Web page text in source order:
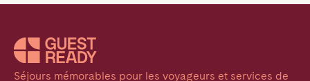
Séjours mémorables pour les voyageurs et services de